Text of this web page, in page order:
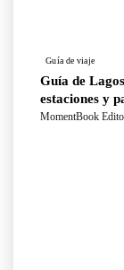
Guía de viaje
Guía de
estaciones y
MomentBook